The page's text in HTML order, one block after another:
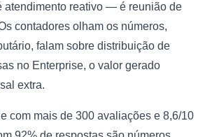
atendimento reativo — é reunião de
contadores olham os números,
falam sobre distribuição de
no Enterprise, o valor gerado
extra.
com mais de 300 avaliações e 8,6/10